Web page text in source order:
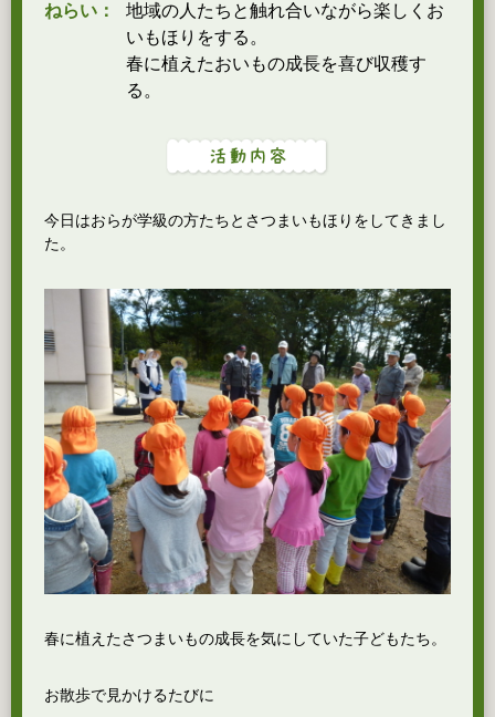
ねらい：
地域の人たちと触れ合いながら楽しくお
いもほりをする。
春に植えたおいもの成長を喜び収穫す
る。
今日はおらが学級の方たちとさつまいもほりをしてきまし
た。
春に植えたさつまいもの成長を気にしていた子どもたち。
お散歩で見かけるたびに